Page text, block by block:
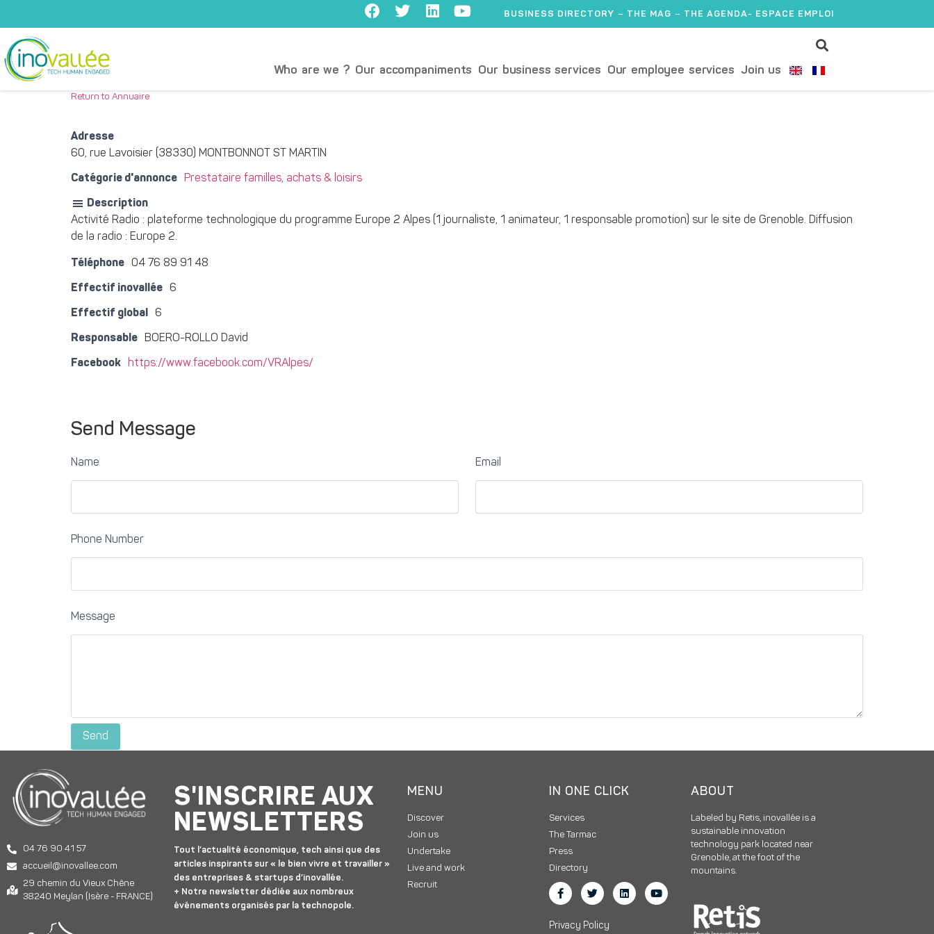
BUSINESS DIRECTORY THE MAG THE AGENDA- ESPACE EMPLOI
Who are we ? Our accompaniments Our business services Our employee services Join us
Return to Annuaire
Adresse
60, rue Lavoisier (38330) MONTBONNOT ST MARTIN
Catégorie d'annonce Prestataire familles, achats & loisirs
Description
Activité Radio : plateforme technologique du programme Europe 2 Alpes (1 journaliste, 1 animateur, 1 responsable promotion) sur le site de Grenoble. Diffusion
de la radio : Europe 2.
Téléphone 04 76 89 91 48
Effectif inovallée 6
Effectif global 6
Responsable BOERO-ROLLO David
Facebook https://www.facebook.com/VRAlpes/
Send Message
Name Email
Phone Number
Message
04 76 90 41 57
accueil@inovallee.com
29 chemin du Vieux Chêne
38240 Meylan (Isère - FRANCE)
S'INSCRIRE AUX
NEWSLETTERS
Tout l’actualité économique, tech ainsi que des
articles inspirants sur « le bien vivre et travailler »
des entreprises & startups d’inovallée.
+ Notre newsletter dédiée aux nombreux
événements organisés par la technopole.
MENU
Discover
Join us
Undertake
Live and work
Recruit
IN ONE CLICK
Services
The Tarmac
Press
Directory
Privacy Policy
ABOUT
Labeled by Retis, inovallée is a
sustainable innovation
technology park located near
Grenoble, at the foot of the
mountains.